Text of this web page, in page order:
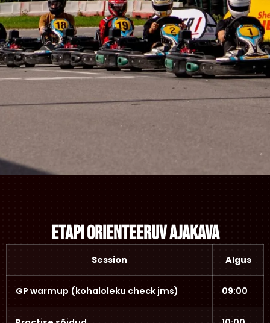
Etapi orienteeruv Ajakava
Session Algus
GP warmup (kohaloleku check jms) 09:00